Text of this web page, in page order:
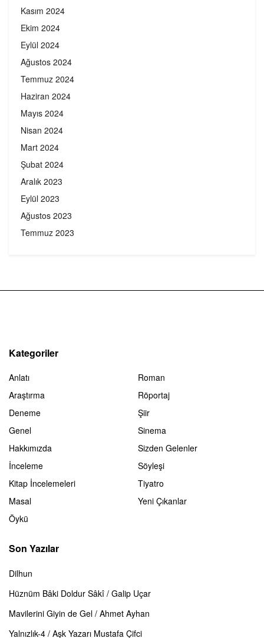
Kasım 2024
Ekim 2024
Eylül 2024
Ağustos 2024
Temmuz 2024
Haziran 2024
Mayıs 2024
Nisan 2024
Mart 2024
Şubat 2024
Aralık 2023
Eylül 2023
Ağustos 2023
Temmuz 2023
Kategoriler
Anlatı
Araştırma
Deneme
Genel
Hakkımızda
İnceleme
Kitap İncelemeleri
Masal
Öykü
Roman
Röportaj
Şiir
Sinema
Sizden Gelenler
Söyleşi
Tiyatro
Yeni Çıkanlar
Son Yazılar
Dilhun
Hüznüm Bâki Doldur Sâkî / Galip Uçar
Mavilerini Giyin de Gel / Ahmet Ayhan
Yalnızlık-4 / Aşk Yazarı Mustafa Çifci